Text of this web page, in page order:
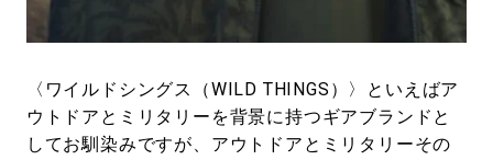
〈ワイルドシングス（WILD THINGS）〉といえばア
ウトドアとミリタリーを背景に持つギアブランドと
してお馴染みですが、アウトドアとミリタリーその